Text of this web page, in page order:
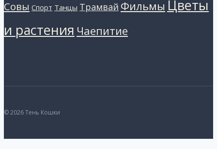
Совы Спорт Танцы Трамвай Фильмы Цветы
и растения Чаепитие
© 2026 Тень Кошки